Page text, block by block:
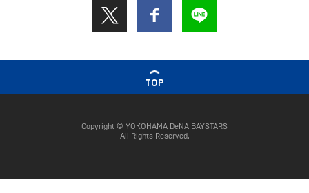
TOP
Copyright © YOKOHAMA DeNA BAYSTARS
All Rights Reserved.